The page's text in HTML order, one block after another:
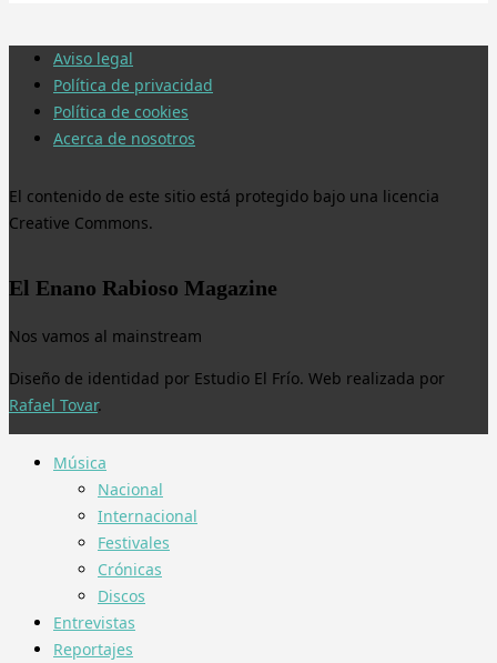
Aviso legal
Política de privacidad
Política de cookies
Acerca de nosotros
El contenido de este sitio está protegido bajo una licencia
Creative Commons.
El Enano Rabioso Magazine
Nos vamos al mainstream
Diseño de identidad por Estudio El Frío. Web realizada por
Rafael Tovar.
Música
Nacional
Internacional
Festivales
Crónicas
Discos
Entrevistas
Reportajes